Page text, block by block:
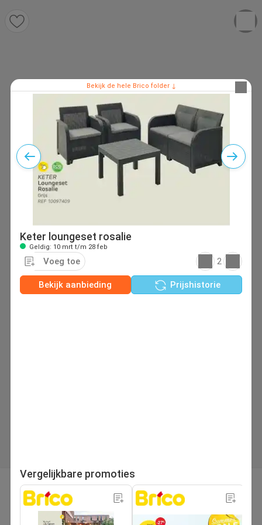
pagina
1/280
Bekijk de hele Brico folder ↓
Keter loungeset rosalie
Geldig: 10 mrt t/m 28 feb
Voeg toe 2
Bekijk aanbieding Prijshistorie
Vergelijkbare promoties